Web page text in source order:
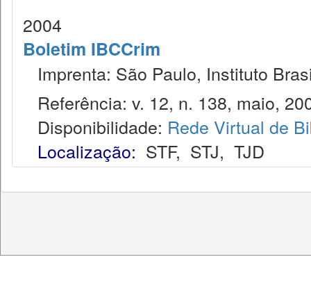
2004
Boletim IBCCrim
Imprenta: São Paulo, Instituto
Referência: v. 12, n. 138, maio,
Disponibilidade: Rede Virtual de
Localização: STF, STJ, TJD